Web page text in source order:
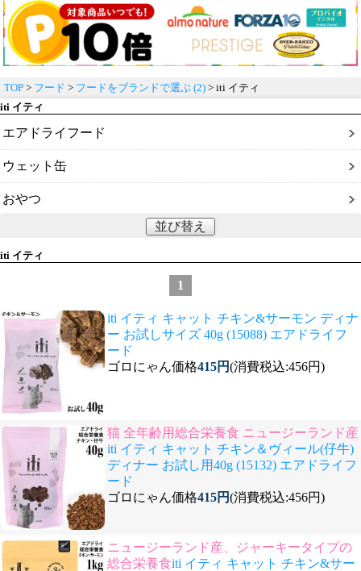
TOP > フード > フードをブランドで選ぶ (2) > iti イティ
iti イティ
エアドライフード
ウェット缶
おやつ
並び替え
iti イティ
1
iti イティ キャット チキン&サーモン ディナ
ー お試しサイズ 40g (15088) エアドライフ
ード
ゴロにゃん価格415円(消費税込:456円)
猫 全年齢用総合栄養食 ニュージーランド産
iti イティ キャット チキン＆ヴィール(仔牛)
ディナー お試し用40g (15132) エアドライフ
ード
ゴロにゃん価格415円(消費税込:456円)
ニュージーランド産、ジャーキータイプの
総合栄養食iti イティ キャット チキン&サー